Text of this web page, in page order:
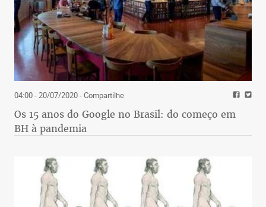
04:00 - 20/07/2020- Compartilhe
Os 15 anos do Google no Brasil: do começo em
BH à pandemia